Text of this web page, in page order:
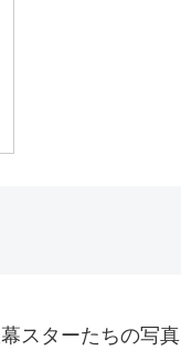
スターたちの写真